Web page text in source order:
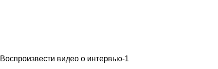
Воспроизвести видео о интервью-1